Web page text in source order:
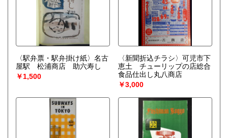
〈駅弁票・駅弁掛け紙〉名古
屋駅 松浦商店 助六寿し
￥1,500
〈新聞折込チラシ〉可児市下
恵土 チューリップの店総合
食品仕出し丸八商店
￥3,000